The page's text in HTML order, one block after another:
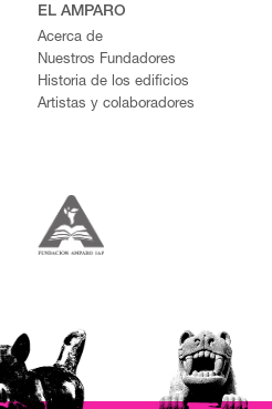
EL AMPARO
Acerca de
Nuestros Fundadores
Historia de los edificios
Artistas y colaboradores